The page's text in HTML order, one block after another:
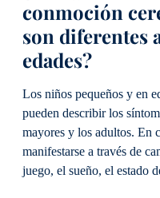
conmoción
son diferentes
edades?
Los niños pequeños y en
pueden describir los
mayores y los adultos. En
manifestarse a través de
juego, el sueño, el estado